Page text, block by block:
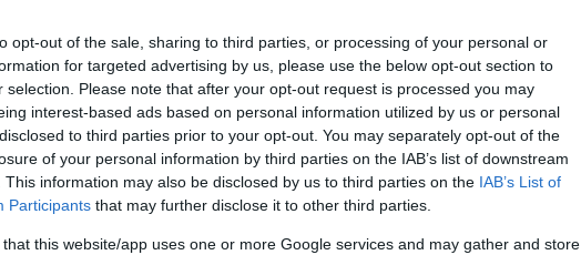
opt-out of the sale, sharing to third parties, or processing of your personal or
for targeted advertising by us, please use the below opt-out section to
selection. Please note that after your opt-out request is processed you may
interest-based ads based on personal information utilized by us or personal
to third parties prior to your opt-out. You may separately opt-out of the
of your personal information by third parties on the IAB’s list of downstream
This information may also be disclosed by us to third parties on the IAB’s List of
Participants that may further disclose it to other third parties.
that this website/app uses one or more Google services and may gather and store
| Τα 6 περίεργα πράγματα που μπορεί να σας
ένας οργασμός είναι μια ευτυχισμένη στιγμή
και ευχαρίστησης. Αλλά για μερικούς, όταν τελειώνει
κάποιες μάλλον απροσδόκητες παρενέργειες…